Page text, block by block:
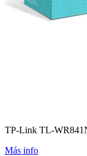
TP-Link TL-
Más info